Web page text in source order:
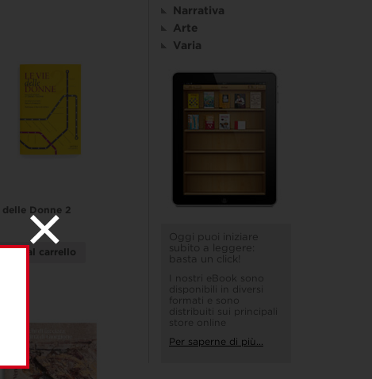
delle Donne 2
al carrello
Narrativa
Arte
Varia
Oggi puoi iniziare
subito a leggere:
basta un click!
I nostri eBook sono
disponibili in diversi
formati e sono
distribuiti sui principali
store online
Per saperne di più...